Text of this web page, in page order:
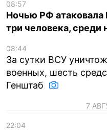
08:57
Ночью РФ атаковала
три человека, среди
08:44
За сутки ВСУ
военных, шесть
Генштаб
7
22:04